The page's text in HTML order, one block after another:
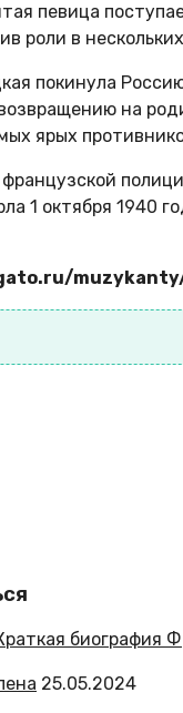
певица
роли в
покинула
возвращению на
ярых
1 октября 1940
25.05.2024